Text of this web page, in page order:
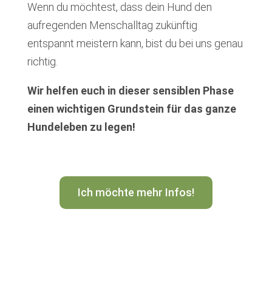
Wenn du möchtest, dass dein Hund den
aufregenden Menschalltag zukünftig
entspannt meistern kann, bist du bei uns genau
richtig.
Wir helfen euch in dieser sensiblen Phase
einen wichtigen Grundstein für das ganze
Hundeleben zu legen!
Ich möchte mehr Infos!